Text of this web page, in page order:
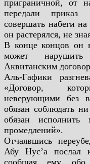
приграничной, от
передали приказ
совершать набеги
он растерялся, не
В конце концов он
может
Аквитанским
Аль-Гафики
«Договор,
неверующими без
обязан соблюдать
обязан
промедлений».
Отчаявшись
Абу Нус’а послал